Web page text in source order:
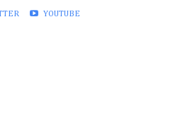
YOUTUBE